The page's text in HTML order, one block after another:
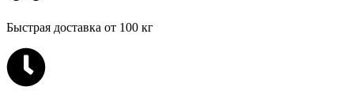
Быстрая доставка от 100 кг